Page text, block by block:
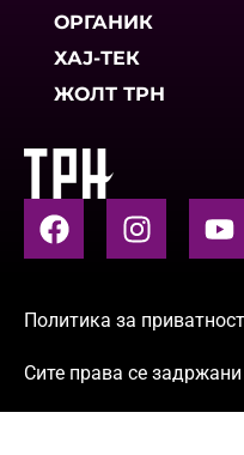
ОРГАНИК
ХАЈ-ТЕК
ЖОЛТ ТРН
Политика за приватност
Сите права се